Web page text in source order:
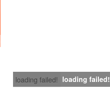
loading failed! loading failed!